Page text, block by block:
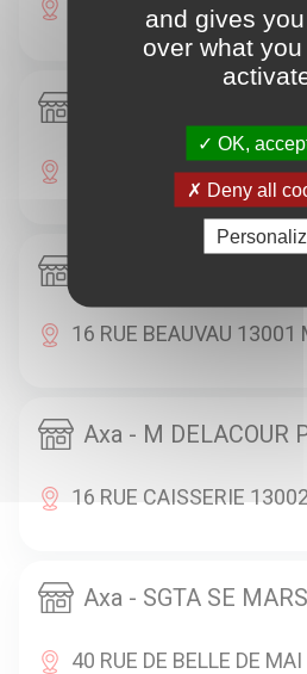
10 LA CANEBIERE
20 RUE HAXO 13001
16 RUE BEAUVAU
Axa - M DELACOUR
16 RUE CAISSERIE
Axa - SGTA SE
40 RUE DE BELLE DE
and gives
over what
OK,
Deny all